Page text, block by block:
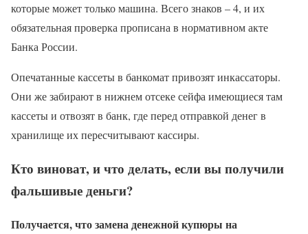
которые может только машина. Всего знаков – 4, и их
обязательная проверка прописана в нормативном акте
Банка России.
Опечатанные кассеты в банкомат привозят инкассаторы.
Они же забирают в нижнем отсеке сейфа имеющиеся там
кассеты и отвозят в банк, где перед отправкой денег в
хранилище их пересчитывают кассиры.
Кто виноват, и что делать, если вы получили
фальшивые деньги?
Получается, что замена денежной купюры на